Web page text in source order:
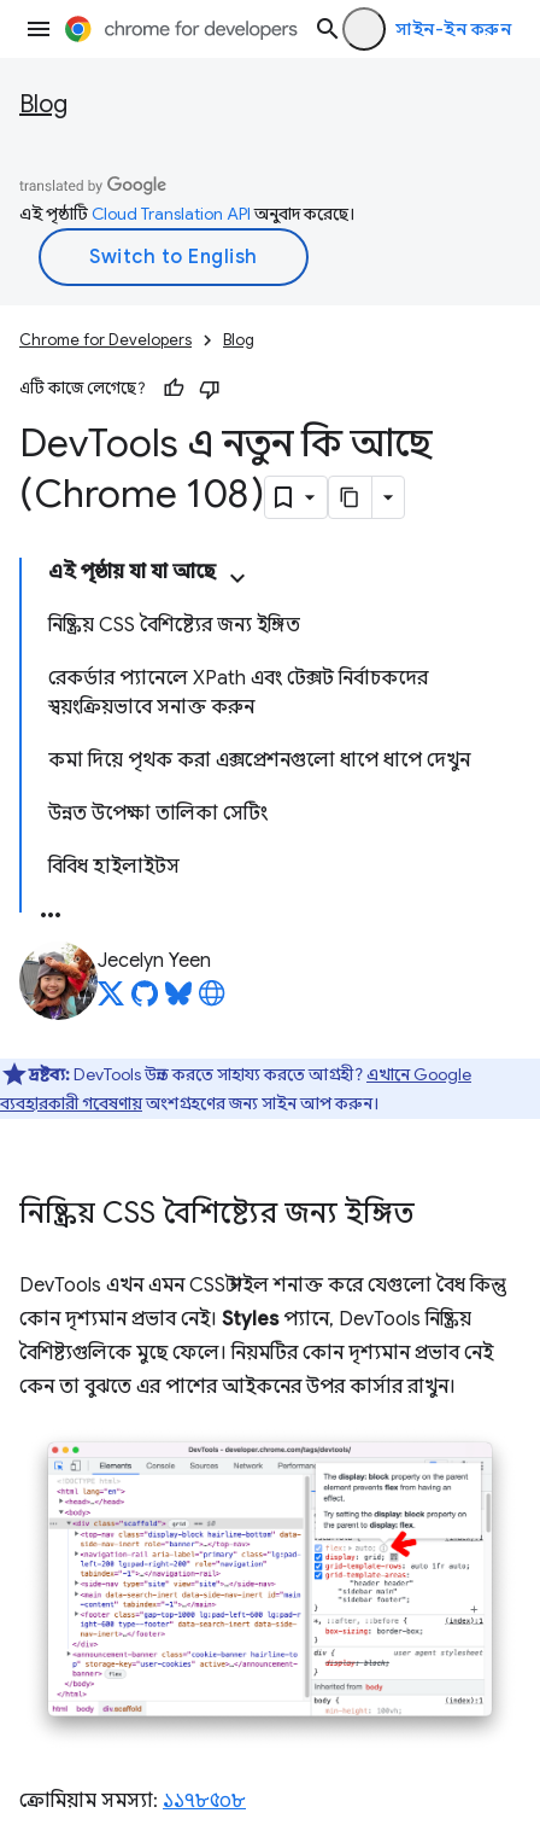
সাইন-ইন করুন
Blog
এই পৃষ্ঠাটিCloud Translation APIঅনুবাদ করেছে।
Chrome for Developers Blog
এটি কাজে লেগেছে?
DevTools এ নতুন কি আছে
(Chrome 108)
এই পৃষ্ঠায় যা যা আছে
নিষ্ক্রিয় CSS বৈশিষ্ট্যের জন্য ইঙ্গিত
রেকর্ডার প্যানেলে XPath এবং টেক্সট নির্বাচকদের
স্বয়ংক্রিয়ভাবে সনাক্ত করুন
কমা দিয়ে পৃথক করা এক্সপ্রেশনগুলো ধাপে ধাপে দেখুন
উন্নত উপেক্ষা তালিকা সেটিং
বিবিধ হাইলাইটস
Jecelyn Yeen
দ্রষ্টব্য:DevTools উন্নত করতে সাহায্য করতে আগ্রহী?এখানে Google
ব্যবহারকারী গবেষণায়অংশগ্রহণের জন্য সাইন আপ করুন।
নিষ্ক্রিয় CSS বৈশিষ্ট্যের জন্য ইঙ্গিত
DevTools এখন এমন CSS স্টাইল শনাক্ত করে যেগুলো বৈধ কিন্তু
কোন দৃশ্যমান প্রভাব নেই। Stylesপ্যানে, DevTools নিষ্ক্রিয়
বৈশিষ্ট্যগুলিকে মুছে ফেলে। নিয়মটির কোন দৃশ্যমান প্রভাব নেই
কেন তা বুঝতে এর পাশের আইকনের উপর কার্সার রাখুন।
ক্রোমিয়াম সমস্যা: ১১৭৮৫০৮